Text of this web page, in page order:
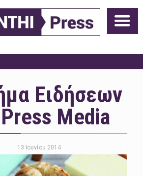
Ειδήσεων
Media
13 Ιουνίου 2014